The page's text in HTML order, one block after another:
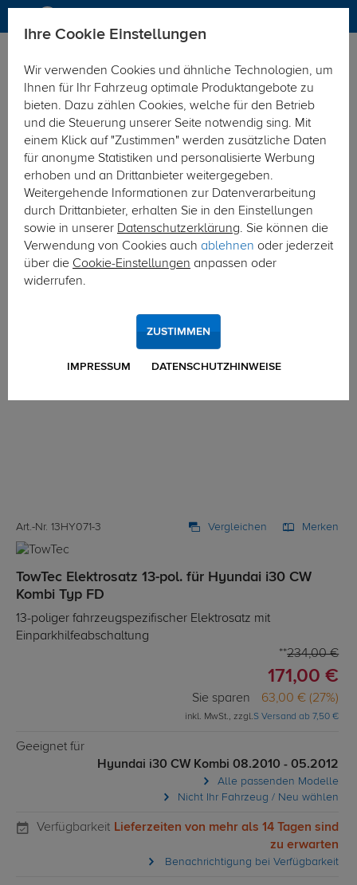
Hier geht's zur Fahrzeugübersicht: Hyundai i30 CW Kombi
Art.-Nr. 13HY071-3 Vergleichen Merken
TowTec Elektrosatz 13-pol. für Hyundai i30 CW
Kombi Typ FD
13-poliger fahrzeugspezifischer Elektrosatz mit
Einparkhilfeabschaltung
234,00 €
171,00 €
Sie sparen 63,00 € (27%)
inkl. MwSt., zzgl.S Versand ab 7,50 €
Geeignet für
Hyundai i30 CW Kombi 08.2010 - 05.2012
Alle passenden Modelle
Nicht Ihr Fahrzeug / Neu wählen
Verfügbarkeit Lieferzeiten von mehr als 14 Tagen sind
zu erwarten
Benachrichtigung bei Verfügbarkeit
Ihre Cookie Einstellungen
Wir verwenden Cookies und ähnliche Technologien, um
Ihnen für Ihr Fahrzeug optimale Produktangebote zu
bieten. Dazu zählen Cookies, welche für den Betrieb
und die Steuerung unserer Seite notwendig sing. Mit
einem Klick auf "Zustimmen" werden zusätzliche Daten
für anonyme Statistiken und personalisierte Werbung
erhoben und an Drittanbieter weitergegeben.
Weitergehende Informationen zur Datenverarbeitung
durch Drittanbieter, erhalten Sie in den Einstellungen
sowie in unserer Datenschutzerklärung. Sie können die
Verwendung von Cookies auch ablehnen oder jederzeit
über die Cookie-Einstellungen anpassen oder
widerrufen.
IMPRESSUM DATENSCHUTZHINWEISE
ZUSTIMMEN